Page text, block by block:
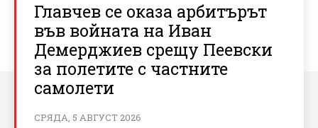
Главчев се оказа арбитърът
във войната на Иван
Демерджиев срещу Пеевски
за полетите с частните
самолети
СРЯДА, 5 АВГУСТ 2026